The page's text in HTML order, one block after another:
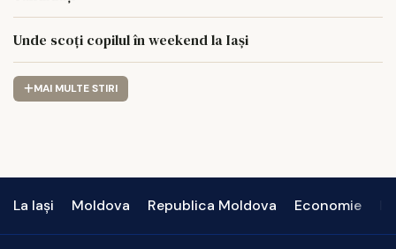
Unde scoți copilul în weekend la Iași
MAI MULTE STIRI
La Iași Moldova Republica Moldova Economie